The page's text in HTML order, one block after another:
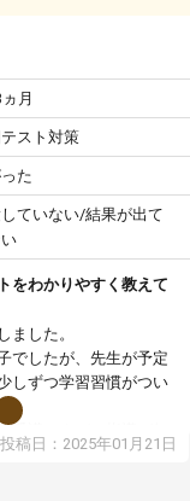
月
スト対策
た
ていない/結果が出て
をわかりやすく教えて
ました。
でしたが、先生が予定
しずつ学習習慣がつい
受講ですが、指導が無
勉強したり、LINEでわ
投稿日：2025年01月21日